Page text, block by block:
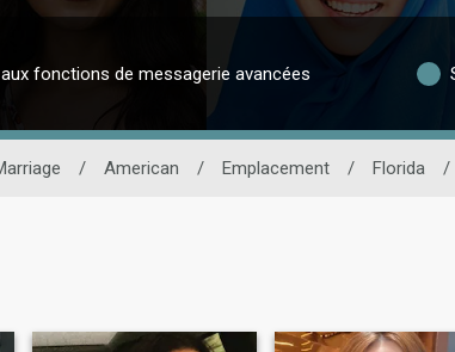
fonctions de messagerie avancées
/ American / Emplacement / Florida /